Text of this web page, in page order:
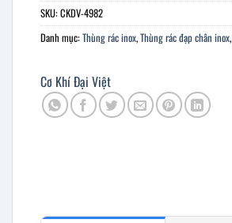
SKU:CKDV-4982
Danh mục:Thùng rác inox,Thùng rác đạp chân inox,
Cơ Khí Đại Việt